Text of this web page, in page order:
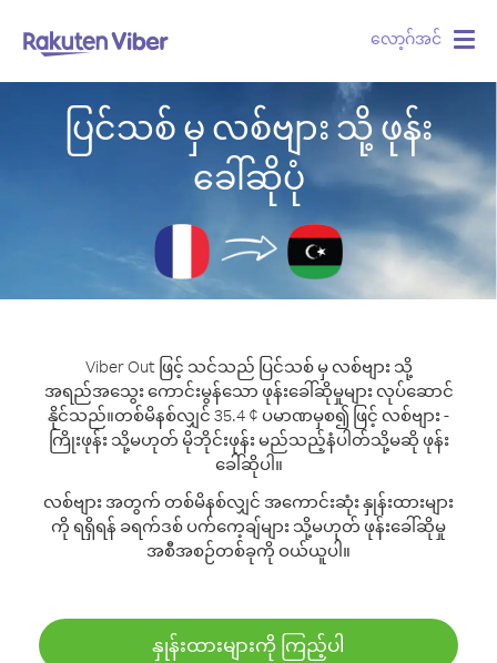
လော့ဂ်အင်
ပြင်သစ် မှ လစ်ဗျား သို့ ဖုန်း
ခေါ်ဆိုပုံ
Viber Out ဖြင့် သင်သည် ပြင်သစ် မှ လစ်ဗျား သို့
အရည်အသွေး ကောင်းမွန်သော ဖုန်းခေါ်ဆိုမှုများ လုပ်ဆောင်
နိုင်သည်။တစ်မိနစ်လျှင် 35.4 ¢ ပမာဏမှစ၍ ဖြင့် လစ်ဗျား -
ကြိုးဖုန်း သို့မဟုတ် မိုဘိုင်းဖုန်း မည်သည့်နံပါတ်သို့မဆို ဖုန်း
ခေါ်ဆိုပါ။
လစ်ဗျား အတွက် တစ်မိနစ်လျှင် အကောင်းဆုံး နှုန်းထားများ
ကို ရရှိရန် ခရက်ဒစ် ပက်ကေ့ချ်များ သို့မဟုတ် ဖုန်းခေါ်ဆိုမှု
အစီအစဉ်တစ်ခုကို ဝယ်ယူပါ။
နှုန်းထားများကို ကြည့်ပါ